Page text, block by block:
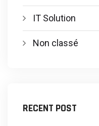
IT Solution
Non classé
RECENT POST